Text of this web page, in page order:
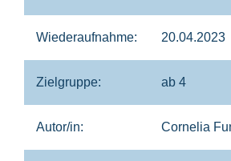
Wiederaufnahme: 20.04.2023
Zielgruppe: ab 4
Autor/in: Cornelia